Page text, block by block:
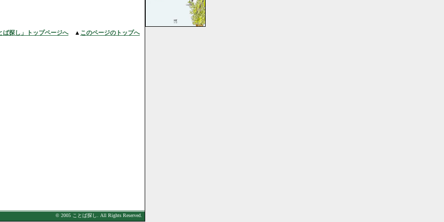
ば探し」トップページへ▲ このページのトップへ
© 2005 ことば探し. All Rights Reserved.